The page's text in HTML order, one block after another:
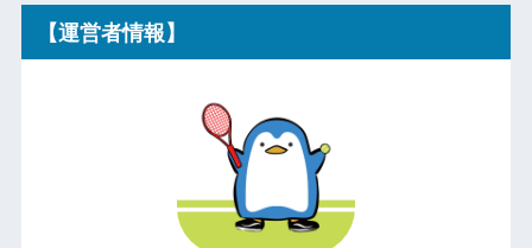
【運営者情報】